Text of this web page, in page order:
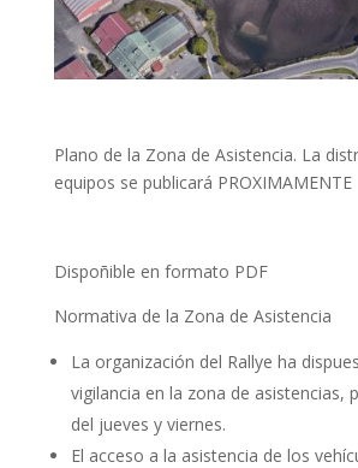
Plano de la Zona de Asistencia. La
equipos se publicará PROXIMAMENTE
Dispoñible en formato PDF
Normativa de la Zona de Asistencia
La organización del Rallye ha
vigilancia en la zona de asistencias,
del jueves y viernes.
El acceso a la asistencia de los